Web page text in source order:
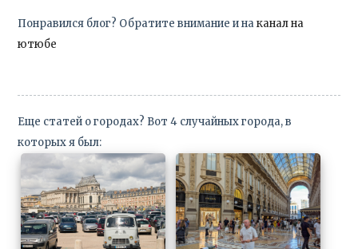
Понравился блог? Обратите внимание и наканал на
ютюбе
Еще статей о городах? Вот 4 случайных города, в
которых я был: